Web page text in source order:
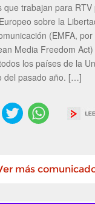
que trabajan para RTV
sobre la
(EMFA,
Media Freedom
los países de la
del pasado año. […]
más